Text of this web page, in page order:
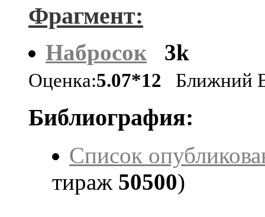
Фрагмент:
Набросок 3k
Оценка:5.07*12 Ближний
Библиография:
Список
тираж 50500)